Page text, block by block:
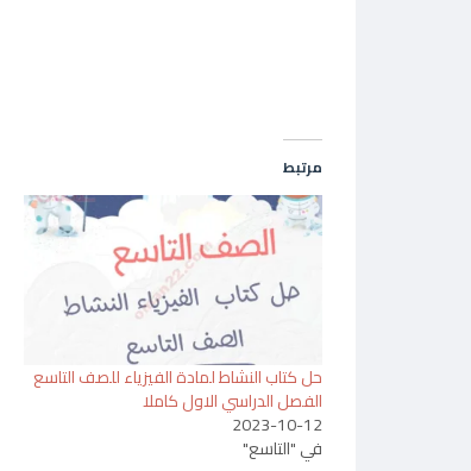
مرتبط
حل كتاب النشاط لمادة الفيزياء للصف التاسع
الفصل الدراسي الاول كاملا
2023-10-12
في "التاسع"